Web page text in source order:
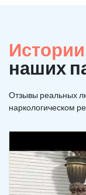
наших
Отзывы реальных
наркологическом